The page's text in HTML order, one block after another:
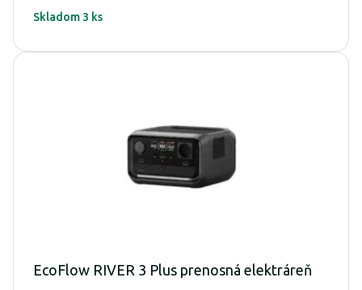
Skladom 3 ks
EcoFlow RIVER 3 Plus prenosná elektráreň